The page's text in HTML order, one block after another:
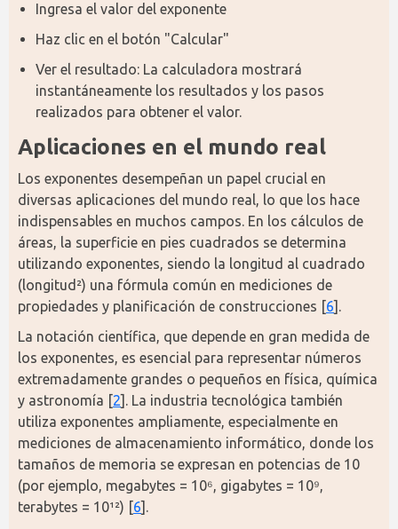
Ingresa el valor del exponente
Haz clic en el botón "Calcular"
Ver el resultado: La calculadora mostrará
instantáneamente los resultados y los pasos
realizados para obtener el valor.
Aplicaciones en el mundo real
Los exponentes desempeñan un papel crucial en
diversas aplicaciones del mundo real, lo que los hace
indispensables en muchos campos. En los cálculos de
áreas, la superficie en pies cuadrados se determina
utilizando exponentes, siendo la longitud al cuadrado
(longitud²) una fórmula común en mediciones de
propiedades y planificación de construcciones [6].
La notación científica, que depende en gran medida de
los exponentes, es esencial para representar números
extremadamente grandes o pequeños en física, química
y astronomía [2]. La industria tecnológica también
utiliza exponentes ampliamente, especialmente en
mediciones de almacenamiento informático, donde los
tamaños de memoria se expresan en potencias de 10
(por ejemplo, megabytes = 10⁶, gigabytes = 10⁹,
terabytes = 10¹²) [6].